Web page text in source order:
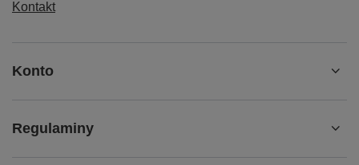
Kontakt
Konto
Regulaminy